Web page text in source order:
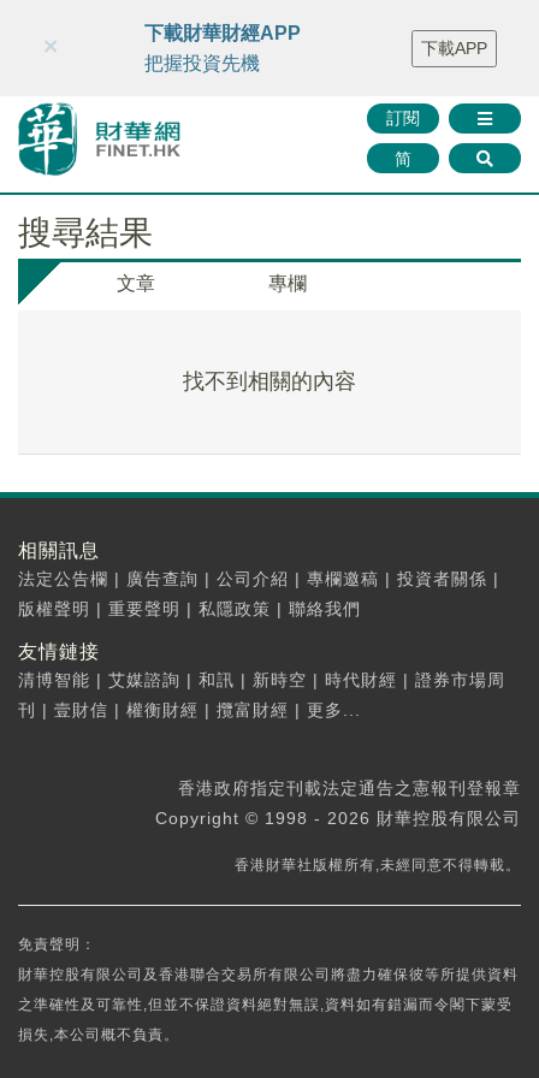
財華智庫網 FINTV FINMETA 財華證券 媒體矩陣
智庫沙龍
聯絡我們
訂閱
简
×
下載財華財經APP
把握投資先機
下載APP
搜尋結果
文章 專欄
找不到相關的內容
相關訊息
法定公告欄 | 廣告查詢 | 公司介紹 | 專欄邀稿 | 投資者關係 |
版權聲明 | 重要聲明 | 私隱政策 | 聯絡我們
友情鏈接
清博智能 | 艾媒諮詢 | 和訊 | 新時空 | 時代財經 | 證券市場周
刊
| 壹財信 | 權衡財經 | 攬富財經 | 更多...
香港政府指定刊載法定通告之憲報刊登報章
Copyright © 1998 - 2026 財華控股有限公司
香港財華社版權所有,未經同意不得轉載。
免責聲明：
財華控股有限公司及香港聯合交易所有限公司將盡力確保彼等所提供資料
之準確性及可靠性,但並不保證資料絕對無誤,資料如有錯漏而令閣下蒙受
損失,本公司概不負責。